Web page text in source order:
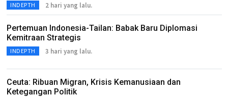
INDEPTH 2 hari yang lalu.
Pertemuan Indonesia-Tailan: Babak Baru Diplomasi
Kemitraan Strategis
INDEPTH 3 hari yang lalu.
Ceuta: Ribuan Migran, Krisis Kemanusiaan dan
Ketegangan Politik